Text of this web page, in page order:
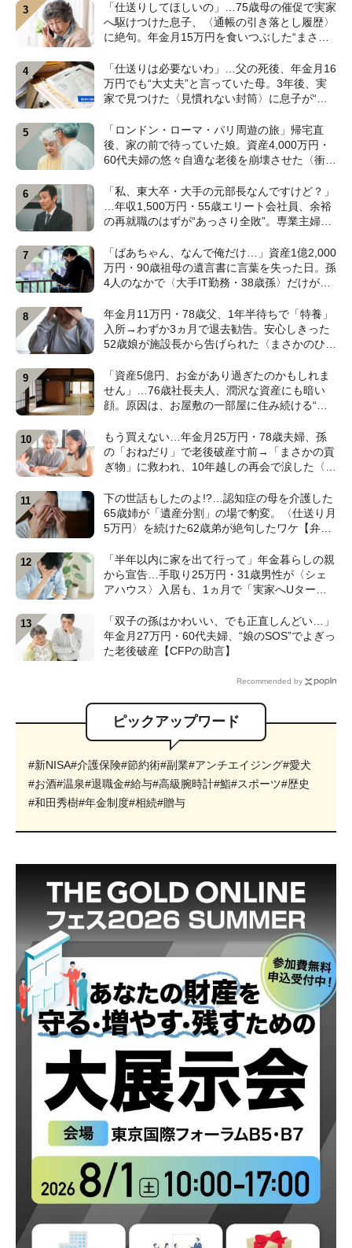
「仕送りしてほしいの」…75歳母の催促で実家
へ駆けつけた息子、〈通帳の引き落とし履歴〉
に絶句。年金月15万円を食いつぶした“まさか
「仕送りは必要ないわ」…父の死後、年金月16
万円でも“大丈夫”と言っていた母。3年後、実
家で見つけた〈見慣れない封筒〉に息子が“思
「ロンドン・ローマ・パリ周遊の旅」帰宅直
後、家の前で待っていた娘。資産4,000万円・
60代夫婦の悠々自適な老後を崩壊させた〈衝撃
「私、東大卒・大手の元部長なんですけど？」
…年収1,500万円・55歳エリート会社員、余裕
の再就職のはずが“あっさり全敗”。専業主婦の
【CFPの助言】
「ばあちゃん、なんで俺だけ…」資産1億2,000
万円・90歳祖母の遺言書に言葉を失った日。孫
4人のなかで〈大手IT勤務・38歳孫〉だけが遺
年金月11万円・78歳父、1年半待ちで「特養」
入所→わずか3ヵ月で退去勧告。安心しきった
52歳娘が施設長から告げられた〈まさかのひと
「資産5億円、お金があり過ぎたのかもしれま
せん」…76歳社長夫人、潤沢な資産にも暗い
顔。原因は、お屋敷の一部屋に住み続ける“跡
もう買えない…年金月25万円・78歳夫婦、孫
の「おねだり」で老後破産寸前→「まさかの貢
ぎ物」に救われ、10年越しの再会で涙した〈孫
下の世話もしたのよ!?…認知症の母を介護した
65歳姉が「遺産分割」の場で豹変。〈仕送り月
5万円〉を続けた62歳弟が絶句したワケ【弁護
「半年以内に家を出て行って」年金暮らしの親
から宣告…手取り25万円・31歳男性が〈シェ
アハウス〉入居も、1ヵ月で「実家へUター
「双子の孫はかわいい、でも正直しんどい…」
年金月27万円・60代夫婦、“娘のSOS”でよぎっ
た老後破産【CFPの助言】
Recommended by
ピックアップワード
#新NISA#介護保険#節約術#副業#アンチエイジング#愛犬
#お酒#温泉#退職金#給与#高級腕時計#鮨#スポーツ#歴史
#和田秀樹#年金制度#相続#贈与